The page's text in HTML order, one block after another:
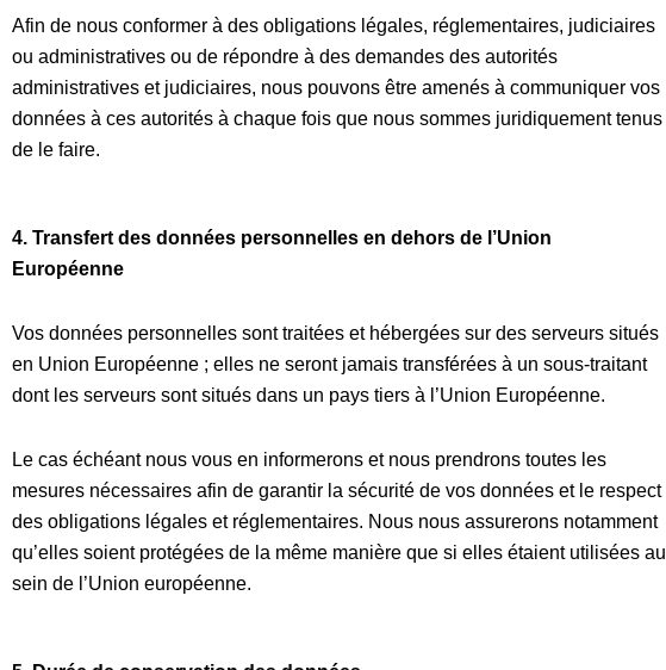
Afin de nous conformer à des obligations légales, réglementaires, judiciaires
ou administratives ou de répondre à des demandes des autorités
administratives et judiciaires, nous pouvons être amenés à communiquer vos
données à ces autorités à chaque fois que nous sommes juridiquement tenus
de le faire.
4. Transfert des données personnelles en dehors de l’Union
Européenne
Vos données personnelles sont traitées et hébergées sur des serveurs situés
en Union Européenne ; elles ne seront jamais transférées à un sous-traitant
dont les serveurs sont situés dans un pays tiers à l’Union Européenne.
Le cas échéant nous vous en informerons et nous prendrons toutes les
mesures nécessaires afin de garantir la sécurité de vos données et le respect
des obligations légales et réglementaires. Nous nous assurerons notamment
qu’elles soient protégées de la même manière que si elles étaient utilisées au
sein de l’Union européenne.